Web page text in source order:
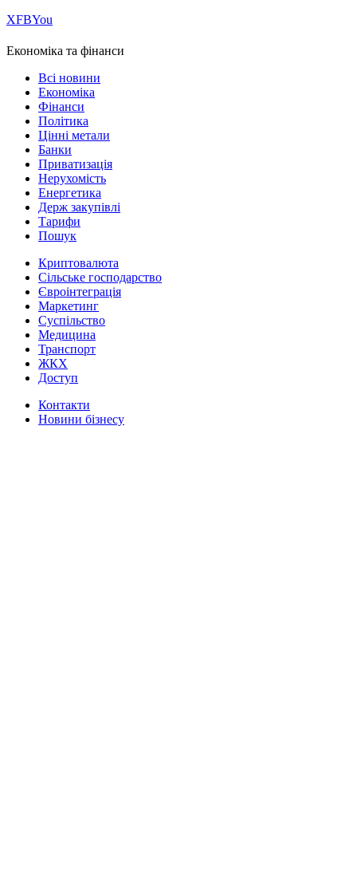
ХFBYou
Економіка та фінанси
Всі новини
Економіка
Фінанси
Політика
Цінні метали
Банки
Приватизація
Нерухомість
Енергетика
Держ закупівлі
Тарифи
Пошук
Криптовалюта
Сільське господарство
Євроінтеграція
Маркетинг
Суспільство
Медицина
Транспорт
ЖКХ
Доступ
Контакти
Новини бізнесу